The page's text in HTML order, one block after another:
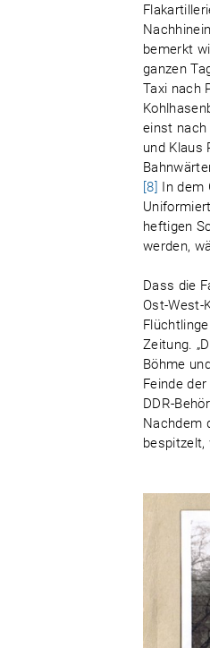
bemerkt
ganzen
Taxi nach
einst nach
und Klaus
[8] In dem
heftigen
werden,
Dass die
Ost-West-
Zeitung.
Böhme
Feinde
DDR-
Nachdem
bespitzelt,